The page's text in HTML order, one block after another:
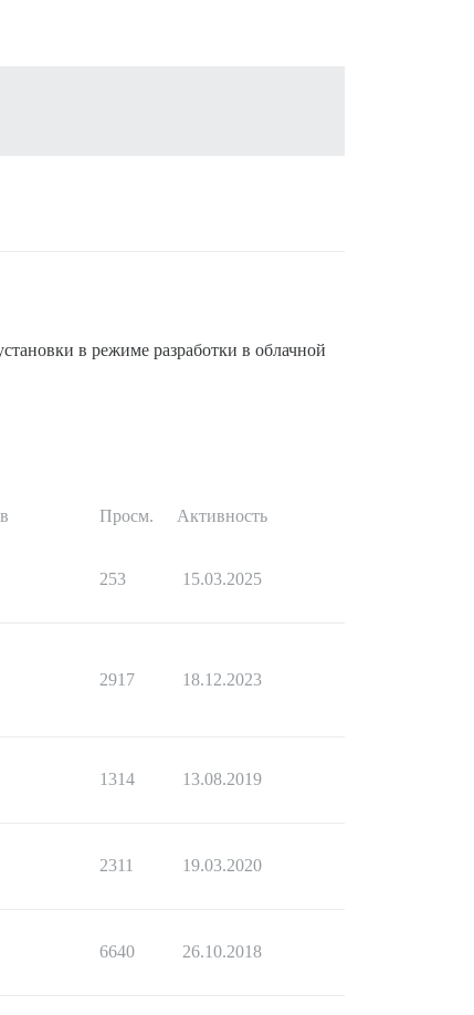
в режиме разработки в облачной
Просм. Активность
253 15.03.2025
2917 18.12.2023
1314 13.08.2019
2311 19.03.2020
6640 26.10.2018